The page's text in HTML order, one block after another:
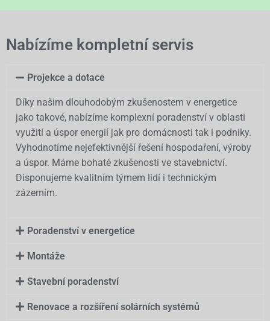
Nabízíme kompletní servis
Projekce a dotace
Díky našim dlouhodobým zkušenostem v energetice
jako takové, nabízíme komplexní poradenství v oblasti
využití a úspor energií jak pro domácnosti tak i podniky.
Vyhodnotíme nejefektivnější řešení hospodaření, výroby
a úspor. Máme bohaté zkušenosti ve stavebnictví.
Disponujeme kvalitním týmem lidí i technickým
zázemím.
Poradenství v energetice
Montáže
Stavební poradenství
Renovace a rozšíření solárních systémů